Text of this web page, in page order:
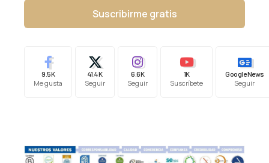
Suscribirme gratis
9.5K
Me gusta
41.4K
Seguir
6.6K
Seguir
1K
Suscríbete
Google News
Seguir